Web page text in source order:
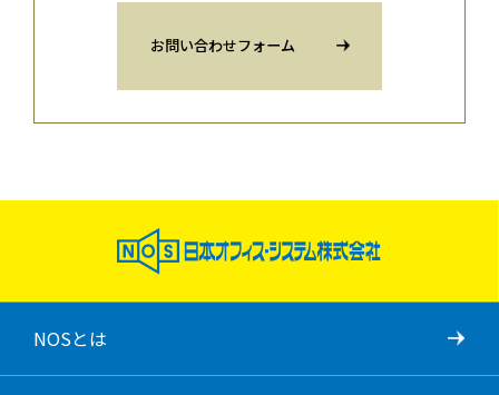
お問い合わせフォーム
NOSとは